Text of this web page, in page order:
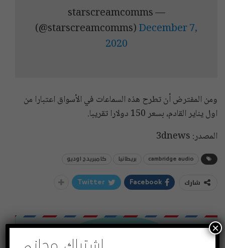
— starscreamcomms
(@starscreamcomms)December 7,
2020
ومن المفترض أن تطرح هذه السماعات في الأسواق اعتبارا من
اول يناير القادم، بسعر 150 دولارا تقريبا.
المصدر: 3dnews
cambridge audio بريطانيا كامبريدج اوديو
شارك Facebook
Twitter
×